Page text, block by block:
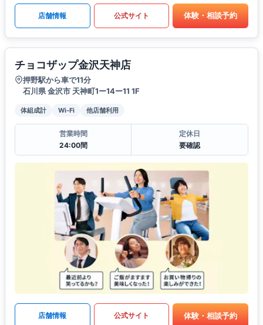
店舗情報 公式サイト 体験・相談予約
チョコザップ金沢天神店
押野駅から車で11分
石川県 金沢市 天神町1ー14ー11 1F
体組成計 Wi-Fi 他店舗利用
営業時間
24:00間
定休日
要確認
店舗情報 公式サイト 体験・相談予約